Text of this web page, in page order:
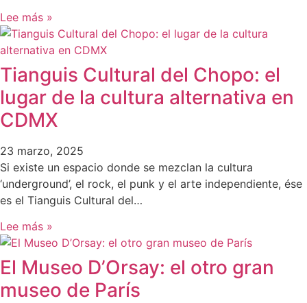
Lee más »
Tianguis Cultural del Chopo: el
lugar de la cultura alternativa en
CDMX
23 marzo, 2025
Si existe un espacio donde se mezclan la cultura
‘underground’, el rock, el punk y el arte independiente, ése
es el Tianguis Cultural del…
Lee más »
El Museo D’Orsay: el otro gran
museo de París